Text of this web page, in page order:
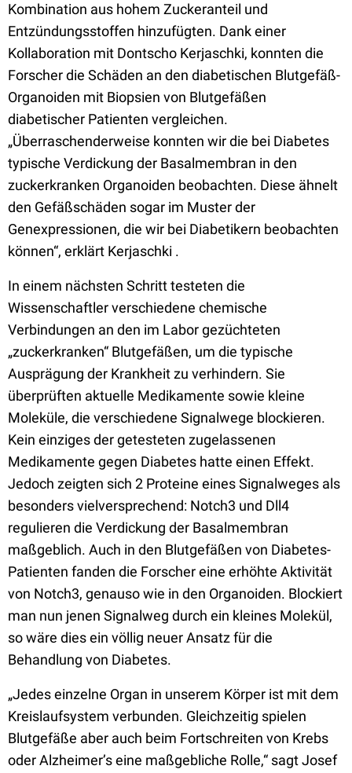
Kombination aus hohem Zuckeranteil und
Entzündungsstoffen hinzufügten. Dank einer
Kollaboration mit Dontscho Kerjaschki, konnten die
Forscher die Schäden an den diabetischen Blutgefäß-
Organoiden mit Biopsien von Blutgefäßen
diabetischer Patienten vergleichen.
„Überraschenderweise konnten wir die bei Diabetes
typische Verdickung der Basalmembran in den
zuckerkranken Organoiden beobachten. Diese ähnelt
den Gefäßschäden sogar im Muster der
Genexpressionen, die wir bei Diabetikern beobachten
können“, erklärt Kerjaschki .
In einem nächsten Schritt testeten die
Wissenschaftler verschiedene chemische
Verbindungen an den im Labor gezüchteten
„zuckerkranken“ Blutgefäßen, um die typische
Ausprägung der Krankheit zu verhindern. Sie
überprüften aktuelle Medikamente sowie kleine
Moleküle, die verschiedene Signalwege blockieren.
Kein einziges der getesteten zugelassenen
Medikamente gegen Diabetes hatte einen Effekt.
Jedoch zeigten sich 2 Proteine eines Signalweges als
besonders vielversprechend: Notch3 und Dll4
regulieren die Verdickung der Basalmembran
maßgeblich. Auch in den Blutgefäßen von Diabetes-
Patienten fanden die Forscher eine erhöhte Aktivität
von Notch3, genauso wie in den Organoiden. Blockiert
man nun jenen Signalweg durch ein kleines Molekül,
so wäre dies ein völlig neuer Ansatz für die
Behandlung von Diabetes.
„Jedes einzelne Organ in unserem Körper ist mit dem
Kreislaufsystem verbunden. Gleichzeitig spielen
Blutgefäße aber auch beim Fortschreiten von Krebs
oder Alzheimer’s eine maßgebliche Rolle,“ sagt Josef